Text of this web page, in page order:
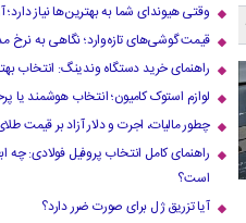
وقتی هیوندای شما به بهترین‌ها نیاز دارد؛
قیمت گوشی‌های تازه‌وارد؛ نگاهی به نرخ
راهنمای خرید دستگاه وندینگ: انتخاب
لوازم استوک کامیون؛ انتخاب هوشمند یا
چطور مالیات، اجرت و دلار آزاد بر قیمت طلای ۲۴ عیار اثر
راهنمای کامل انتخاب پروفیل فولادی: چه
است؟
آیا تزریق ژل برای صورت ضرر دارد​؟